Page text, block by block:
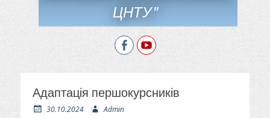
ЦНТУ"
FacebookYouTube
Адаптація першокурсників
О
30.10.2024
А
Admin